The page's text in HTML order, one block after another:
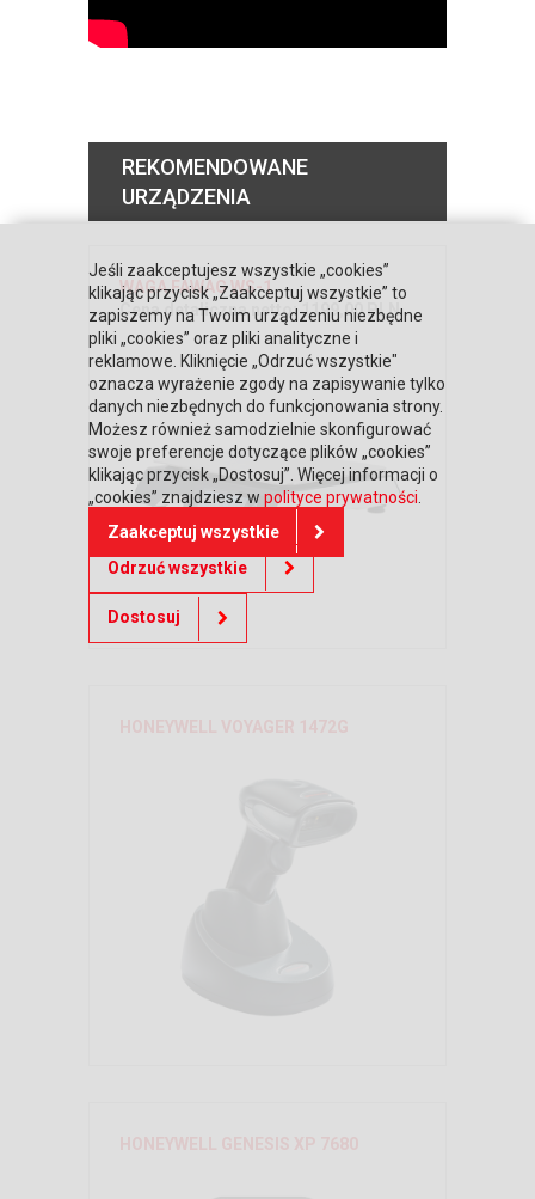
REKOMENDOWANE
URZĄDZENIA
WAGA FAWAG WS-1
Cena detaliczna netto: 1199,00 PLN
Jeśli zaakceptujesz wszystkie „cookies”
klikając przycisk „Zaakceptuj wszystkie” to
zapiszemy na Twoim urządzeniu niezbędne
pliki „cookies” oraz pliki analityczne i
reklamowe. Kliknięcie „Odrzuć wszystkie"
oznacza wyrażenie zgody na zapisywanie tylko
danych niezbędnych do funkcjonowania strony.
Możesz również samodzielnie skonfigurować
swoje preferencje dotyczące plików „cookies”
klikając przycisk „Dostosuj”. Więcej informacji o
„cookies” znajdziesz w polityce prywatności
Zaakceptuj wszystkie
Odrzuć wszystkie
Dostosuj